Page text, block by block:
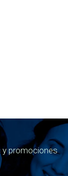
y promociones